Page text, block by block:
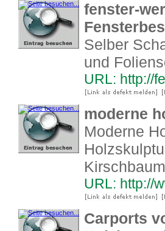
fenster-
Selber
und
URL: http://
moderne
Moderne
URL: http://
Carports